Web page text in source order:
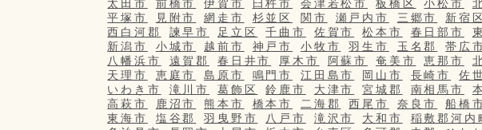
太田市
前橋市 伊賀市 臼杵市 会津若松市 板橋区 小松市
平塚市
見附市 網走市 杉並区 関市 瀬戸内市 三郷市
新宿
西白河郡
諫早市 足立区 千曲市 佐賀市 松本市 春日部市
新潟市
小城市 越前市 神戸市 小牧市 羽生市 玉名郡
帯広
八幡浜市
遠賀郡 春日井市 厚木市 阿蘇市 奄美市 恵那市
天理市
恵庭市 島原市 鳴門市 江田島市 岡山市 長崎市
佐
いわき市
滝川市 葛飾区 鈴鹿市 大津市 宮城郡 南相馬市
高萩市
鹿沼市 熊本市 橋本市 二海郡 西尾市 奈良市
船橋
東海市
塩谷郡 羽曳野市 八戸市 滝沢市 大和市
稲敷郡河内